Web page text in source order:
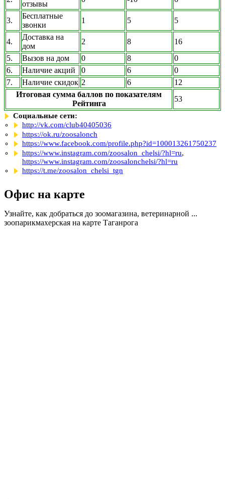
отзывы
3.
Бесплатные
звонки
1 5 5
4.
Доставка на
дом
2 8
16
5.
Вызов на дом 0 8
0
6.
Наличие акций 0 6
0
7.
Наличие скидок 2 6
12
Итоговая сумма баллов по показателям
Рейтинга
53
Социальные сети:
http://vk.com/club40405036
https://ok.ru/zoosalonch
https://www.facebook.com/profile.php?id=100013261750237
https://www.instagram.com/zoosalon_chelsi/?hl=ru,
https://www.instagram.com/zoosalonchelsi/?hl=ru
https://t.me/zoosalon_chelsi_tgn
Офис на карте
Узнайте, как добраться до зоомагазина, ветеринарной ...
зоопарикмахерская на карте Таганрога